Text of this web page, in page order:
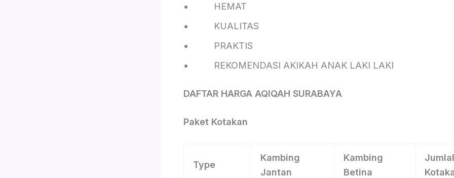
HEMAT
KUALITAS
PRAKTIS
REKOMENDASI AKIKAH ANAK LAKI LAKI
DAFTAR HARGA AQIQAH SURABAYA
Paket Kotakan
Type
Kambing
Jantan
Kambing
Betina